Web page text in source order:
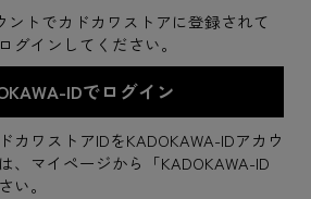
ントでカドカワストアに登録されて
グインしてください。
ワストアIDをKADOKAWA-IDアカウ
、マイページから「KADOKAWA-ID
い。